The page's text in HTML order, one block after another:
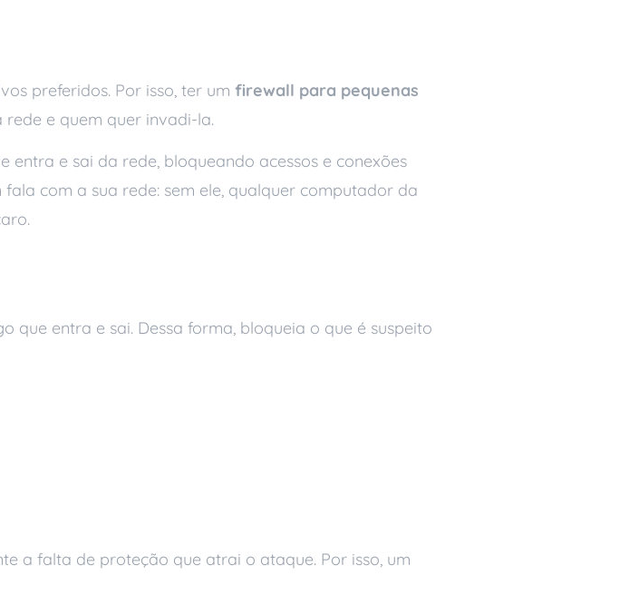
preferidos. Por isso, ter um firewall para pequenas
e quem quer invadi-la.
e sai da rede, bloqueando acessos e conexões
com a sua rede: sem ele, qualquer computador da
entra e sai. Dessa forma, bloqueia o que é suspeito
a falta de proteção que atrai o ataque. Por isso, um